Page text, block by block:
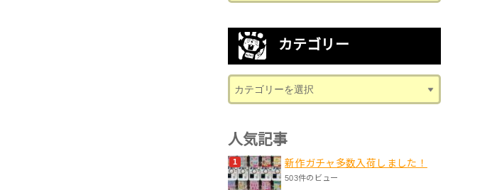
カテゴリー
人気記事
新作ガチャ多数入荷しました！
503件のビュー